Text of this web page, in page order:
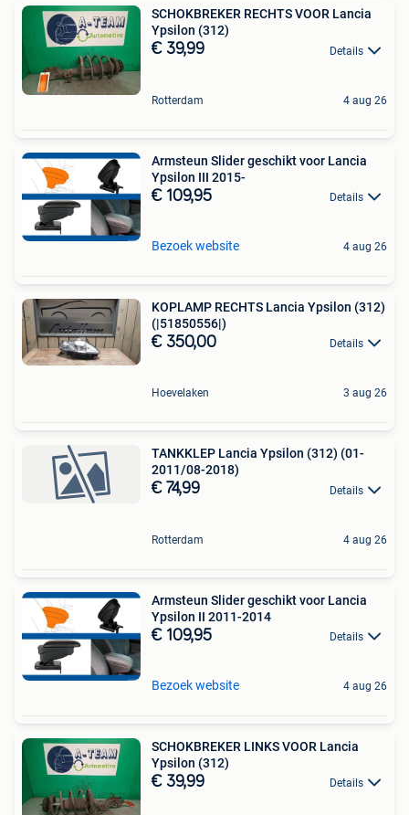
SCHOKBREKER RECHTS VOOR Lancia
Ypsilon (312)
€ 39,99 Details
Rotterdam 4 aug 26
Armsteun Slider geschikt voor Lancia
Ypsilon III 2015-
€ 109,95 Details
Bezoek website 4 aug 26
KOPLAMP RECHTS Lancia Ypsilon (312)
(|51850556|)
€ 350,00 Details
Hoevelaken 3 aug 26
TANKKLEP Lancia Ypsilon (312) (01-
2011/08-2018)
€ 74,99 Details
Rotterdam 4 aug 26
Armsteun Slider geschikt voor Lancia
Ypsilon II 2011-2014
€ 109,95 Details
Bezoek website 4 aug 26
SCHOKBREKER LINKS VOOR Lancia
Ypsilon (312)
€ 39,99 Details